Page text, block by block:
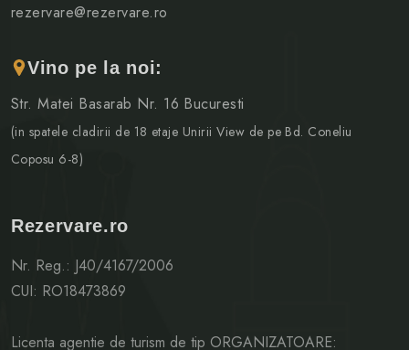
rezervare@rezervare.ro
Vino pe la noi:
Str. Matei Basarab Nr. 16 Bucuresti
(in spatele cladirii de 18 etaje Unirii View de pe Bd. Coneliu
Coposu 6-8)
Rezervare.ro
Nr. Reg.: J40/4167/2006
CUI: RO18473869
Licenta agentie de turism de tip ORGANIZATOARE: